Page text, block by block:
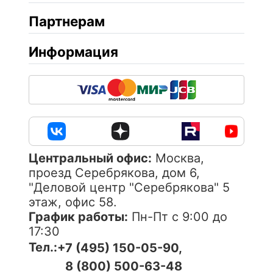
Партнерам
Информация
Центральный офис: Москва,
проезд Серебрякова, дом 6,
"Деловой центр "Серебрякова" 5
этаж, офис 58.
График работы: Пн-Пт с 9:00 до
17:30
Тел.:+7 (495) 150-05-90,
8 (800) 500-63-48